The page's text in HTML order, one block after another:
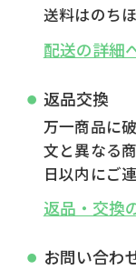
送料はのち
配送の詳細
返品交換
万一商品に
文と異なる
日以内にご
返品・交換
お問い合わ